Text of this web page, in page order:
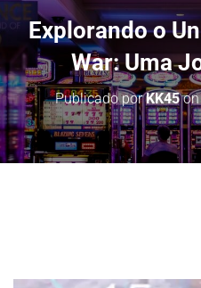
Explorando o
War: Uma
Publicado porKK45